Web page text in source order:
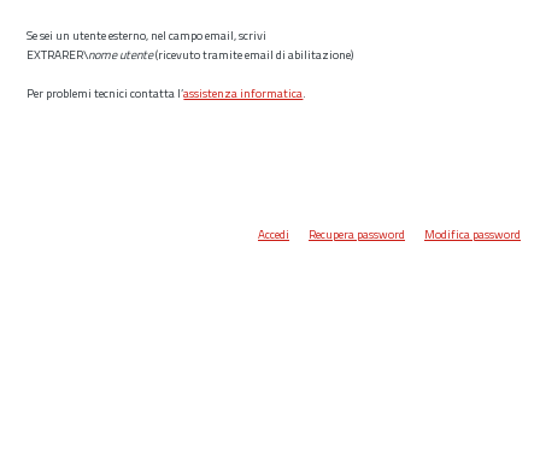
Se sei un utente esterno, nel campo email, scrivi
EXTRARER\nome utente(ricevuto tramite email di abilitazione)
Per problemi tecnici contatta l’assistenza informatica.
Accedi Recupera password Modifica password